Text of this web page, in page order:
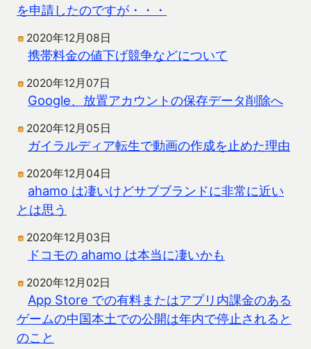
を申請したのですが・・・
2020年12月08日
携帯料金の値下げ競争などについて
2020年12月07日
Google、放置アカウントの保存データ削除へ
2020年12月05日
ガイラルディア転生で動画の作成を止めた理由
2020年12月04日
ahamo は凄いけどサブブランドに非常に近い
とは思う
2020年12月03日
ドコモの ahamo は本当に凄いかも
2020年12月02日
App Store での有料またはアプリ内課金のある
ゲームの中国本土での公開は年内で停止されると
のこと